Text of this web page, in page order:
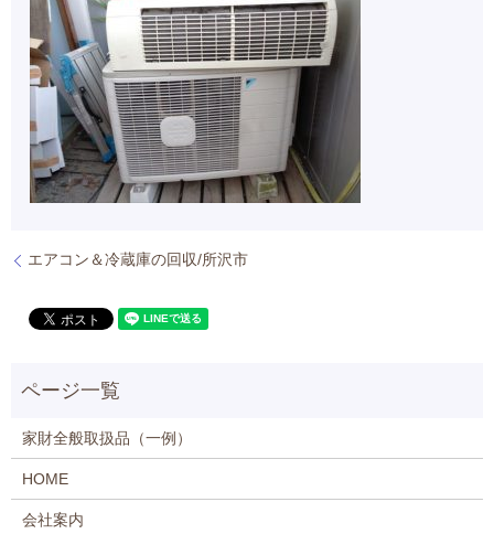
エアコン＆冷蔵庫の回収/所沢市
家財全般取扱品（一例）
HOME
会社案内